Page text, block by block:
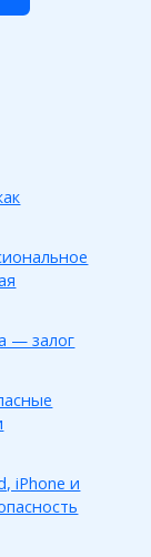
— залог
iPhone и